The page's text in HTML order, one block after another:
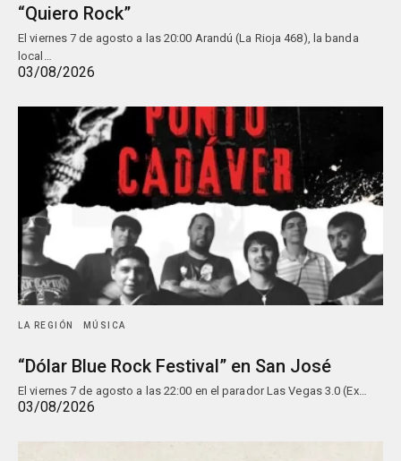
“Quiero Rock”
El viernes 7 de agosto a las 20:00 Arandú (La Rioja 468), la banda
local…
03/08/2026
LA REGIÓN MÚSICA
“Dólar Blue Rock Festival” en San José
El viernes 7 de agosto a las 22:00 en el parador Las Vegas 3.0 (Ex…
03/08/2026